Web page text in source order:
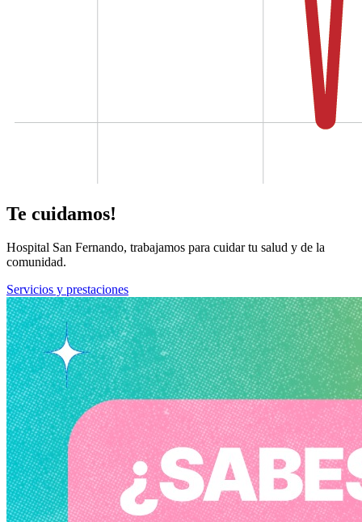
Te cuidamos!
Hospital San Fernando, trabajamos para cuidar tu salud y de la
comunidad.
Servicios y prestaciones